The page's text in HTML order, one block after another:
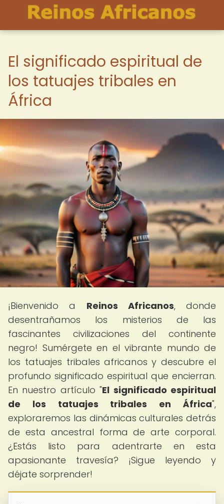
El significado espiritual de
los tatuajes tribales en
África
¡Bienvenido a Reinos Africanos, donde
desentrañamos los misterios de las
fascinantes civilizaciones del continente
negro! Sumérgete en el vibrante mundo de
los tatuajes tribales africanos y descubre el
profundo significado espiritual que encierran.
En nuestro artículo "El significado espiritual
de los tatuajes tribales en África",
exploraremos las dinámicas culturales detrás
de esta ancestral forma de arte corporal.
¿Estás listo para adentrarte en esta
apasionante travesía? ¡Sigue leyendo y
déjate sorprender!